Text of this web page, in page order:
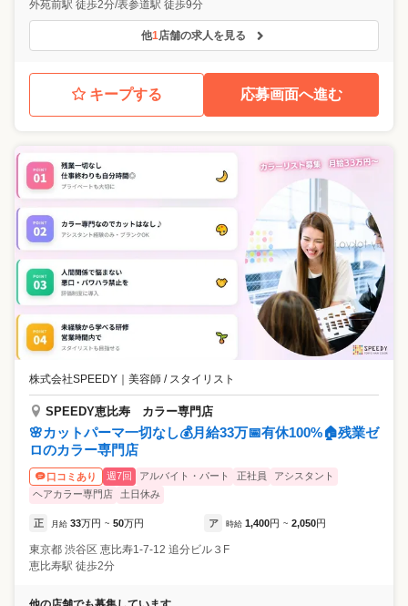
外苑前駅 徒歩2分/表参道駅 徒歩9分
他1店舗の求人を見る
キープする 応募画面へ進む
株式会社SPEEDY ｜ 美容師 / スタイリスト
SPEEDY恵比寿 カラー専門店
🌸カットパーマ一切なし💰月給33万📅有休100%🏠残業ゼ
ロのカラー専門店
口コミあり 週7回 アルバイト・パート 正社員
アシスタント
ヘアカラー専門店
土日休み
正 月給 33万円 ~ 50万円 ア 時給 1,400円 ~ 2,050円
東京都 渋谷区 恵比寿1-7-12 追分ビル３F
恵比寿駅 徒歩2分